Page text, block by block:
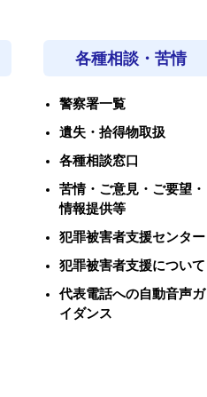
各種相談・苦情
警察署一覧
遺失・拾得物取扱
各種相談窓口
苦情・ご意見・ご要望・
情報提供等
犯罪被害者支援センター
犯罪被害者支援について
代表電話への自動音声ガ
イダンス